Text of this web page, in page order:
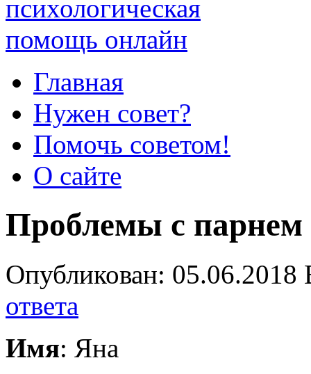
Главная
Нужен совет?
Помочь советом!
О сайте
Проблемы с парнем
Опубликован:
ответа
Имя: Яна